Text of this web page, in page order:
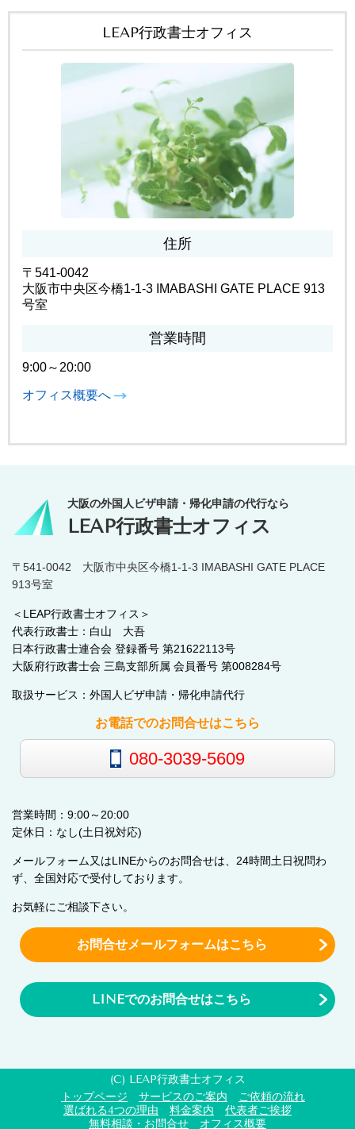
LEAP行政書士オフィス
住所
〒541-0042
大阪市中央区今橋1-1-3 IMABASHI GATE PLACE 913
号室
営業時間
9:00～20:00
オフィス概要へ
大阪の外国人ビザ申請・帰化申請の代行なら
LEAP行政書士オフィス
〒541-0042 大阪市中央区今橋1-1-3 IMABASHI GATE PLACE
913号室
＜LEAP行政書士オフィス＞
代表行政書士：白山 大吾
日本行政書士連合会 登録番号 第21622113号
大阪府行政書士会 三島支部所属 会員番号 第008284号
取扱サービス：外国人ビザ申請・帰化申請代行
お電話でのお問合せはこちら
080-3039-5609
営業時間：9:00～20:00
定休日：なし(土日祝対応)
メールフォーム又はLINEからのお問合せは、24時間土日祝問わ
ず、全国対応で受付しております。
お気軽にご相談下さい。
お問合せメールフォームはこちら
LINEでのお問合せはこちら
(C) LEAP行政書士オフィス
トップページ
サービスのご案内
ご依頼の流れ
選ばれる4つの理由
料金案内
代表者ご挨拶
無料相談・お問合せ
オフィス概要